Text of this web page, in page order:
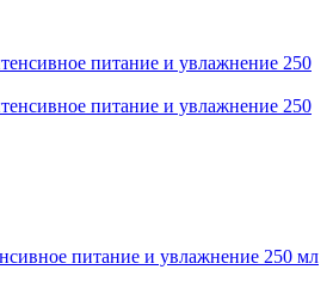
питание и увлажнение 250 мл